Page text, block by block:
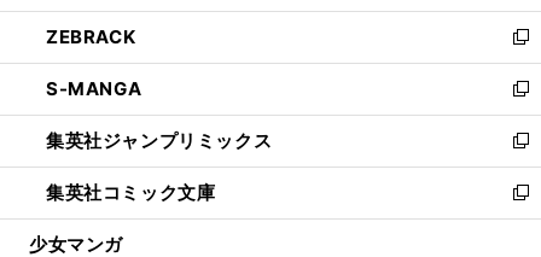
開
く
ウ
で
開
く
ン
ド
ウ
で
開
く
ウ
ィ
ン
ド
ウ
で
開
く
し
い
ウ
ィ
ン
ド
ウ
で
開
ZEBRACK
新
し
い
ウ
ィ
ン
ド
ウ
S-MANGA
新
し
い
ウ
ィ
ン
集英社ジャンプリミックス
新
し
い
ウ
集英社コミック文庫
新
し
少女マンガ